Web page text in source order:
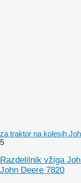
za traktor na kolesih
5
Razdelilnik vžiga
John Deere 7820